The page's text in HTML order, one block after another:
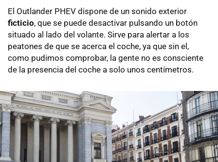
El Outlander PHEV dispone de un sonido exterior
ficticio, que se puede desactivar pulsando un botón
situado al lado del volante. Sirve para alertar a los
peatones de que se acerca el coche, ya que sin el,
como pudimos comprobar, la gente no es consciente
de la presencia del coche a solo unos centímetros.